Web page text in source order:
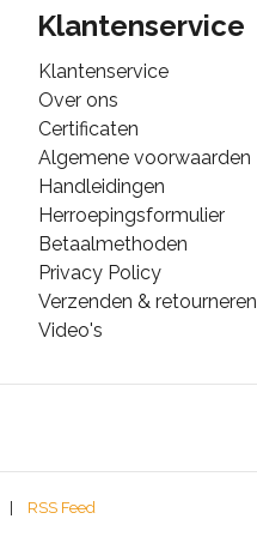
Klantenservice
Klantenservice
Over ons
Certificaten
Algemene voorwaarden
Handleidingen
Herroepingsformulier
Betaalmethoden
Privacy Policy
Verzenden & retourneren
Video's
RSS Feed